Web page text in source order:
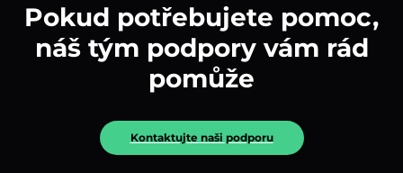
Pokud potřebujete pomoc,
náš tým podpory vám rád
pomůže
Kontaktujte naši podporu